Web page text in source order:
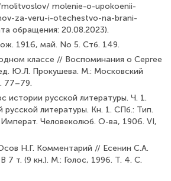
molenie-o-upokoenii-
za-veru-i-otechestvo-na-brani-
обращения: 20.08.2023).
1916, май. No 5. Стб. 149.
классе // Воспоминания о Сергее
Ю.Л. Прокушева. М.: Московский
77–79.
истории русской литературы. Ч. 1.
русской литературы. Кн. 1. СПб.: Тип.
Человеколюб. О-ва, 1906. VI,
Н.Г. Комментарий // Есенин С.А.
7 т. (9 кн.). М.: Голос, 1996. Т. 4. С.